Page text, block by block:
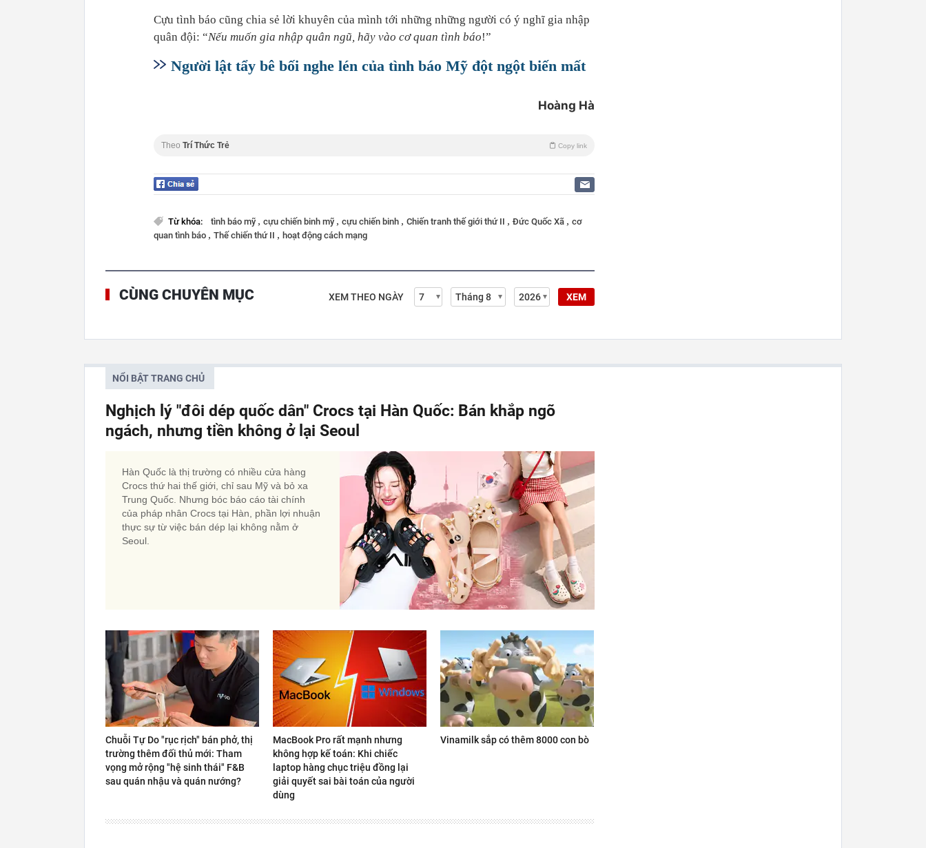
Cựu tình báo cũng chia sẻ lời khuyên của mình tới những những người có ý nghĩ gia nhập
quân đội: “Nếu muốn gia nhập quân ngũ, hãy vào cơ quan tình báo!”
Người lật tẩy bê bối nghe lén của tình báo Mỹ đột ngột biến mất
Hoàng Hà
Theo Trí Thức Trẻ Copy link
Từ khóa: tình báo mỹ , cựu chiến binh mỹ , cựu chiến binh , Chiến tranh thế giới thứ II , Đức Quốc Xã , cơ
quan tình báo , Thế chiến thứ II , hoạt động cách mạng
CÙNG CHUYÊN MỤC XEM THEO NGÀY XEM
NỔI BẬT TRANG CHỦ
Nghịch lý "đôi dép quốc dân" Crocs tại Hàn Quốc: Bán khắp ngõ
ngách, nhưng tiền không ở lại Seoul
Hàn Quốc là thị trường có nhiều cửa hàng
Crocs thứ hai thế giới, chỉ sau Mỹ và bỏ xa
Trung Quốc. Nhưng bóc báo cáo tài chính
của pháp nhân Crocs tại Hàn, phần lợi nhuận
thực sự từ việc bán dép lại không nằm ở
Seoul.
Chuỗi Tự Do "rục rịch" bán phở, thị
trường thêm đối thủ mới: Tham
vọng mở rộng "hệ sinh thái" F&B
sau quán nhậu và quán nướng?
MacBook Pro rất mạnh nhưng
không hợp kế toán: Khi chiếc
laptop hàng chục triệu đồng lại
giải quyết sai bài toán của người
dùng
Vinamilk sắp có thêm 8000 con bò